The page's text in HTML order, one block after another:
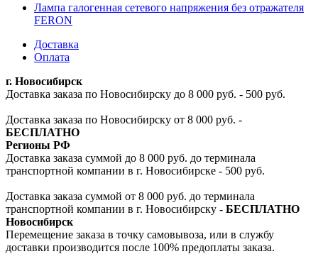
Лампа галогенная сетевого напряжения без отражателя
FERON
Доставка
Оплата
г. Новосибирск
Доставка заказа по Новосибирску до 8 000 руб. - 500 руб.
Доставка заказа по Новосибирску от 8 000 руб. -
БЕСПЛАТНО
Регионы РФ
Доставка заказа суммой до 8 000 руб. до терминала
транспортной компании в г. Новосибирске - 500 руб.
Доставка заказа суммой от 8 000 руб. до терминала
транспортной компании в г. Новосибирску - БЕСПЛАТНО
Новосибирск
Перемещение заказа в точку самовывоза, или в службу
доставки производится после 100% предоплаты заказа.